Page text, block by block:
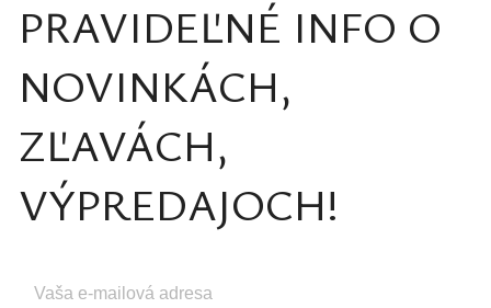
PRAVIDEĽNÉ INFO O
NOVINKÁCH,
ZĽAVÁCH,
VÝPREDAJOCH!